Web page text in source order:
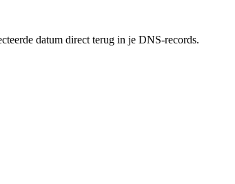
datum direct terug in je DNS-records.